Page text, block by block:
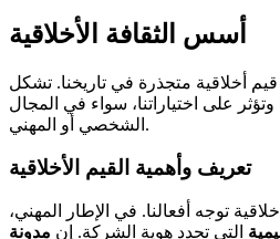
أسس الثقافة الأخلاقية
قيم أخلاقية متجذرة في تاريخنا. تشكل
وتؤثر على اختياراتنا، سواء في المجال
الشخصي أو المهني.
تعريف وأهمية القيم الأخلاقية
توجه أفعالنا. في الإطار المهني،
التي تحدد هوية الشركة. إن مدونة